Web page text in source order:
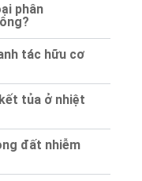
phân
tác hữu cơ
tủa ở nhiệt
đất nhiễm